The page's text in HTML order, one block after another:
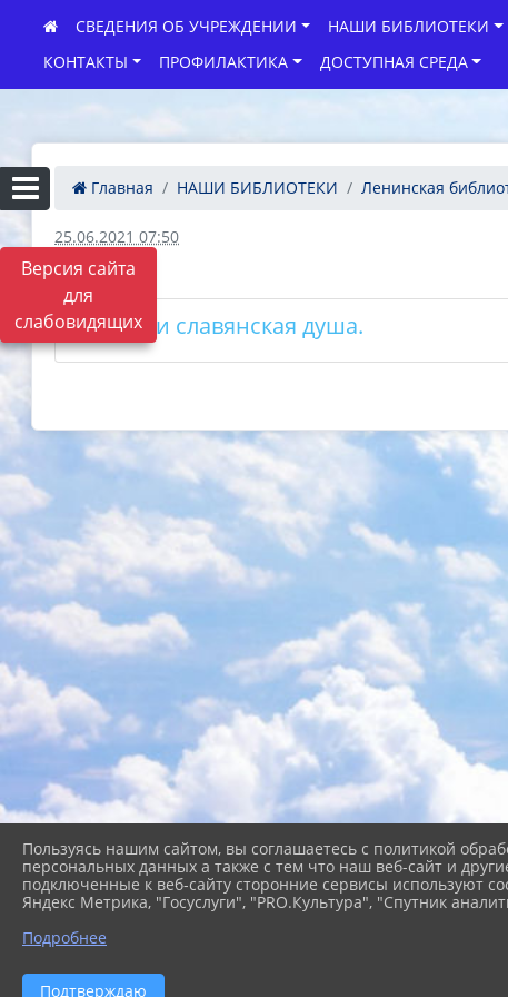
Версия сайта
для
слабовидящих
СВЕДЕНИЯ ОБ УЧРЕЖДЕНИИ НАШИ БИБЛИОТЕКИ
КОНТАКТЫ
ПРОФИЛАКТИКА ДОСТУПНАЯ СРЕДА
Главная НАШИ БИБЛИОТЕКИ Ленинская
25.06.2021 07:50
У азбуки славянская душа.
2026 г. cb-kgo.ru
Пользуясь нашим сайтом, вы соглашаетесь с политикой
персональных данных а также с тем что наш веб-сайт и
подключенные к веб-сайту сторонние сервисы используют
Яндекс Метрика, "Госуслуги", "PRO.Культура", "Спутник
Подробнее
Подтверждаю